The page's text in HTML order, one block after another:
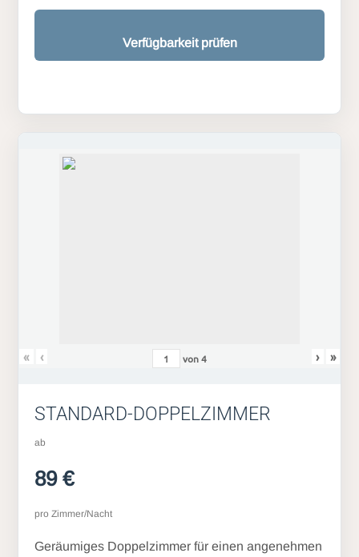
Verfügbarkeit prüfen
« ‹ von4 › »
STANDARD-DOPPELZIMMER
ab
89 €
pro Zimmer/Nacht
Geräumiges Doppelzimmer für einen angenehmen